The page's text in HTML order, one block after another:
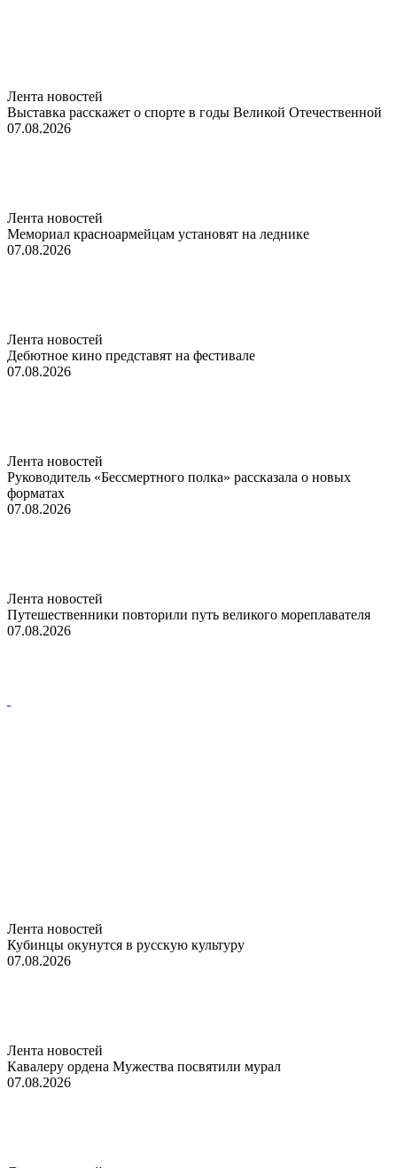
Лента новостей
Выставка расскажет о спорте в годы Великой Отечественной
07.08.2026
Лента новостей
Мемориал красноармейцам установят на леднике
07.08.2026
Лента новостей
Дебютное кино представят на фестивале
07.08.2026
Лента новостей
Руководитель «Бессмертного полка» рассказала о новых
форматах
07.08.2026
Лента новостей
Путешественники повторили путь великого мореплавателя
07.08.2026
Лента новостей
Кубинцы окунутся в русскую культуру
07.08.2026
Лента новостей
Кавалеру ордена Мужества посвятили мурал
07.08.2026